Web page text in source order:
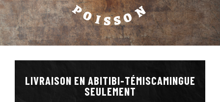
POISSON
LIVRAISON EN ABITIBI-TÉMISCAMINGUE
SEULEMENT